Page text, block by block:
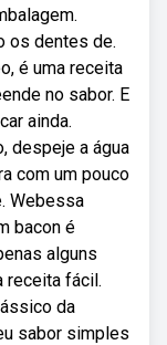
os dentes de.
é uma receita
no sabor. E
ainda.
despeje a água
com um pouco
Webessa
bacon é
alguns
receita fácil.
da
sabor simples